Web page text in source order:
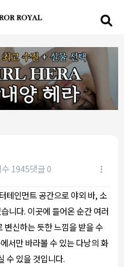
수 1945댓글 0
테인먼트 공간으로 야외 바, 소
니다. 이곳에 들어온 순간 여러
변신하는 듯한 느낌을 받을 수
서만 바라볼 수 있는 다낭의 화
수 있을 것입니다.